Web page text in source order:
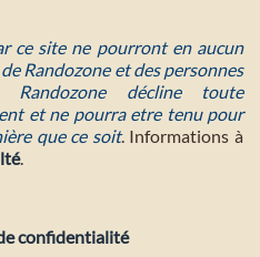
ce site ne pourront en aucun
Randozone et des personnes
décline toute
et ne pourra etre tenu pour
que ce soit. Informations à
.
confidentialité